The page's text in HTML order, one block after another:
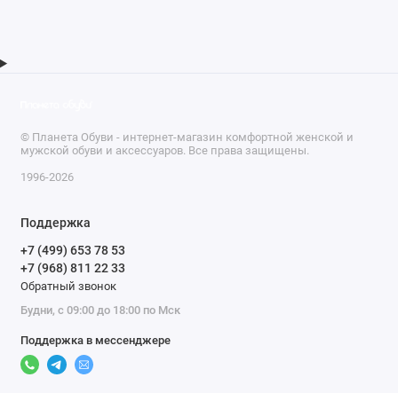
© Планета Обуви - интернет-магазин комфортной женской и
мужской обуви и аксессуаров. Все права защищены.
1996-2026
Поддержка
+7 (499) 653 78 53
+7 (968) 811 22 33
Обратный звонок
Будни, с 09:00 до 18:00 по Мск
Поддержка в мессенджере